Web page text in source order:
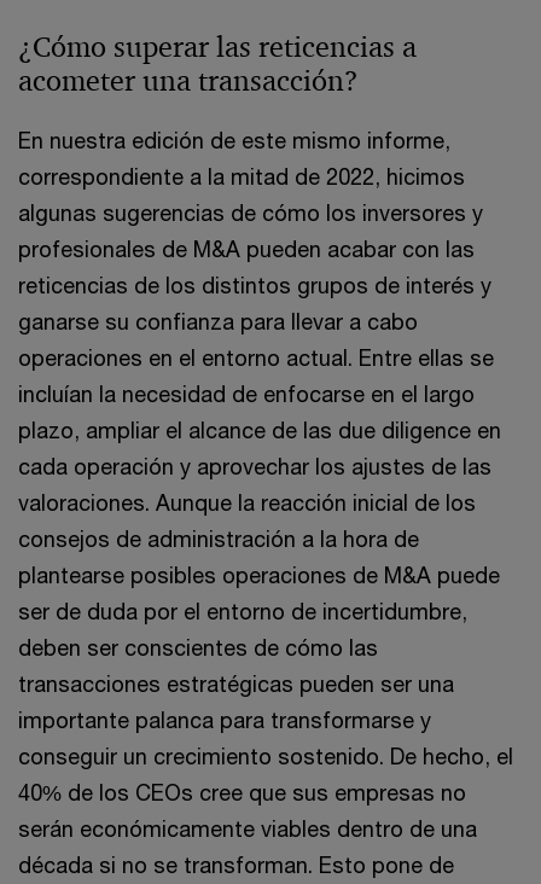
¿Cómo superar las reticencias a
acometer una transacción?
En nuestra edición de este mismo informe,
correspondiente a la mitad de 2022, hicimos
algunas sugerencias de cómo los inversores y
profesionales de M&A pueden acabar con las
reticencias de los distintos grupos de interés y
ganarse su confianza para llevar a cabo
operaciones en el entorno actual. Entre ellas se
incluían la necesidad de enfocarse en el largo
plazo, ampliar el alcance de las due diligence en
cada operación y aprovechar los ajustes de las
valoraciones. Aunque la reacción inicial de los
consejos de administración a la hora de
plantearse posibles operaciones de M&A puede
ser de duda por el entorno de incertidumbre,
deben ser conscientes de cómo las
transacciones estratégicas pueden ser una
importante palanca para transformarse y
conseguir un crecimiento sostenido. De hecho, el
40% de los CEOs cree que sus empresas no
serán económicamente viables dentro de una
década si no se transforman. Esto pone de